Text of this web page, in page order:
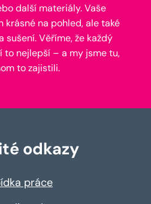
další materiály. Vaše
krásné na pohled, ale také
sušení. Věříme, že každý
to nejlepší – a my jsme tu,
to zajistili.
odkazy
práce